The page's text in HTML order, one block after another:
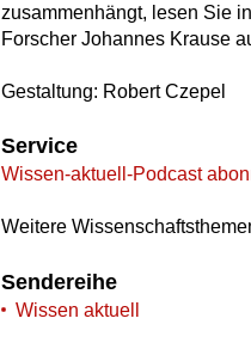
zusammenhängt, lesen Sie
Forscher Johannes Krause
Gestaltung: Robert Czepel
Service
Wissen-aktuell-Podcast
Weitere
Sendereihe
Wissen aktuell